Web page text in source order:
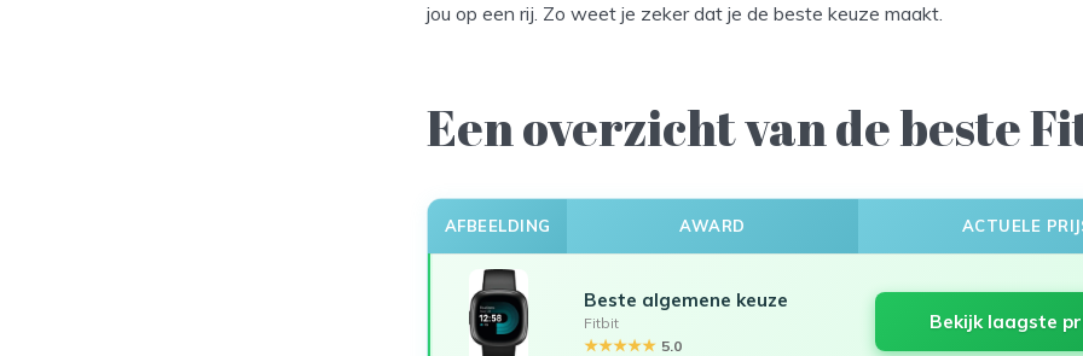
jou op een rij. Zo weet je zeker dat je de beste keuze maakt.
Een overzicht van de beste
AFBEELDING AWARD ACTUELE
Beste algemene keuze
Fitbit
★★★★★ 5.0
Bekijk laagste